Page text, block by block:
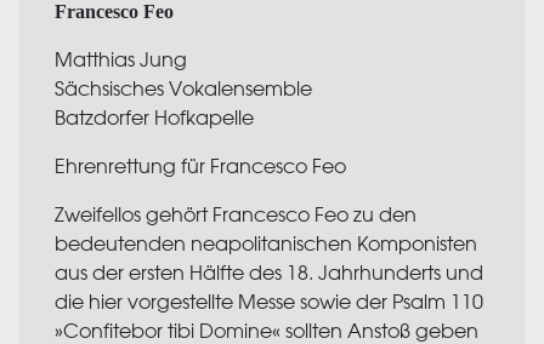
Francesco Feo
Matthias Jung
Sächsisches Vokalensemble
Batzdorfer Hofkapelle
Ehrenrettung für Francesco Feo
Zweifellos gehört Francesco Feo zu den
bedeutenden neapolitanischen Komponisten
aus der ersten Hälfte des 18. Jahrhunderts und
die hier vorgestellte Messe sowie der Psalm 110
»Confitebor tibi Domine« sollten Anstoß geben